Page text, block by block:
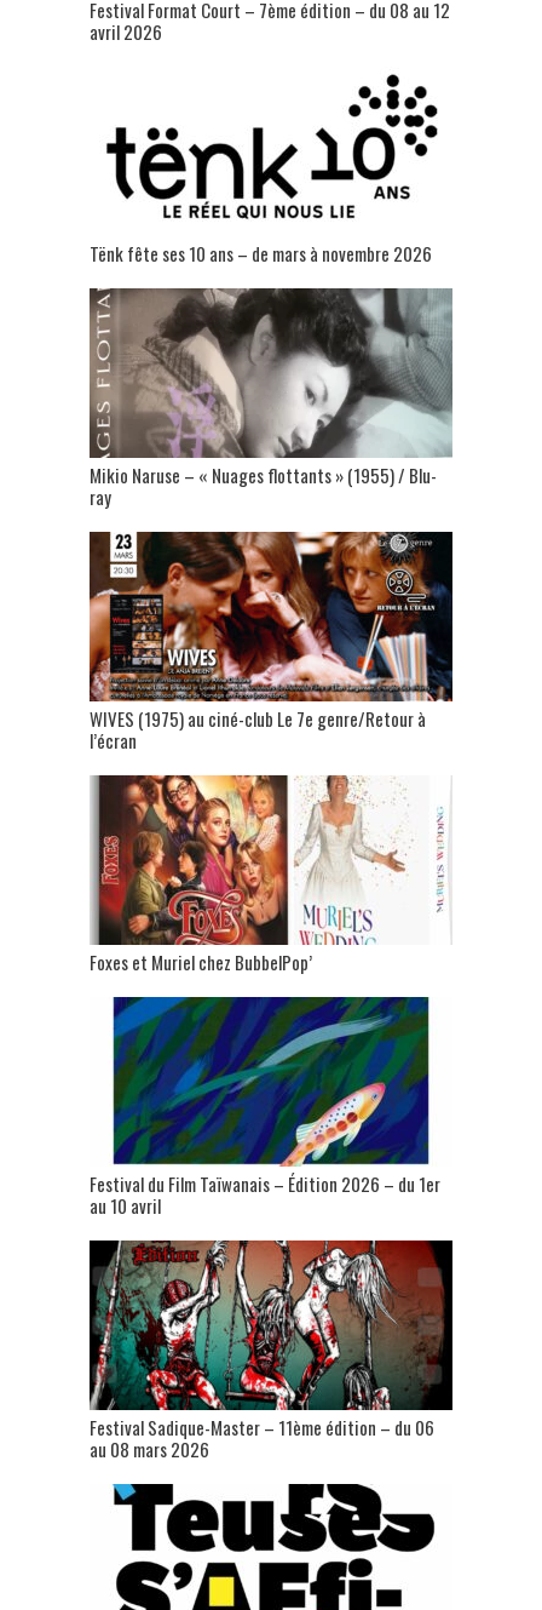
Festival Format Court – 7ème édition – du 08 au 12
avril 2026
Tënk fête ses 10 ans – de mars à novembre 2026
Mikio Naruse – « Nuages flottants » (1955) / Blu-
ray
WIVES (1975) au ciné-club Le 7e genre/Retour à
l’écran
Foxes et Muriel chez BubbelPop’
Festival du Film Taïwanais – Édition 2026 – du 1er
au 10 avril
Festival Sadique-Master – 11ème édition – du 06
au 08 mars 2026